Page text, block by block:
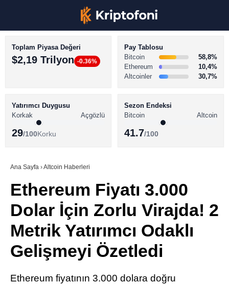
Youtube
TikTok
BİTCOİN HABERLERİ
ALTCOİN HABERLERİ
SÖZLÜK
Toplam Piyasa Değeri
$2,19 Trilyon -0.36%
Pay Tablosu
Bitcoin
58,8%
Ethereum
10,4%
Altcoinler
30,7%
Yatırımcı Duygusu
Korkak
Açgözlü
29/100Korku
Sezon Endeksi
Bitcoin
Altcoin
41.7/100
Ana Sayfa ›Altcoin Haberleri
Ethereum Fiyatı 3.000
Dolar İçin Zorlu Virajda! 2
Metrik Yatırımcı Odaklı
Gelişmeyi Özetledi
Ethereum fiyatının 3.000 dolara doğru